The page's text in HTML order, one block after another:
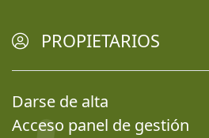
PROPIETARIOS
Darse de alta
Acceso panel de gestión